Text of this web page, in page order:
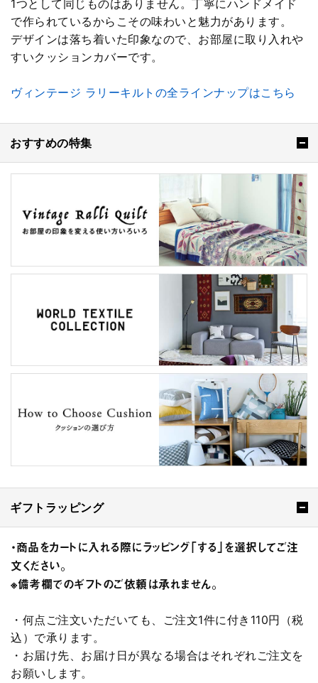
1つとして同じものはありません。丁寧にハンドメイド
で作られているからこその味わいと魅力があります。
デザインは落ち着いた印象なので、お部屋に取り入れや
すいクッションカバーです。
ヴィンテージ ラリーキルトの全ラインナップはこちら
おすすめの特集
ギフトラッピング
・商品をカートに入れる際にラッピング「する」を選択してご注
文ください。
※備考欄でのギフトのご依頼は承れません。
・何点ご注文いただいても、ご注文1件に付き110円（税
込）で承ります。
・お届け先、お届け日が異なる場合はそれぞれご注文を
お願いします。